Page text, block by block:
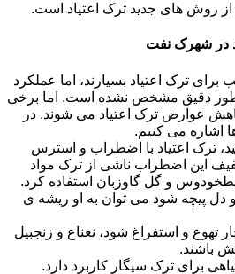
از روش های جدید ترک اعتیاد است.
در شهرک نفت
ترک اعتیاد بسیارند، اما عملکرد
طور دقیق مشخص نشده است. اما برخی
عوارض ترک اعتیاد می شوند. در
اشاره می کنیم.
ترک اعتیاد با اضطراب و استرس
این اضطراب ناشی از ترک مواد
و گل گاوزبان استفاده کرد.
دل پیچه شود می توان به او ریشه ی
تهوع و استفراغ شود، نعناع و زنجبیل
باشند.
برای ترک سیگار کاربرد دارد.